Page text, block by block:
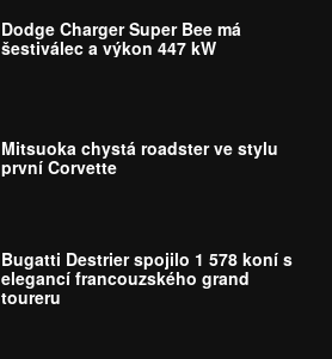
Dodge Charger Super Bee má
šestiválec a výkon 447 kW
Mitsuoka chystá roadster ve stylu
první Corvette
Bugatti Destrier spojilo 1 578 koní s
elegancí francouzského grand
toureru